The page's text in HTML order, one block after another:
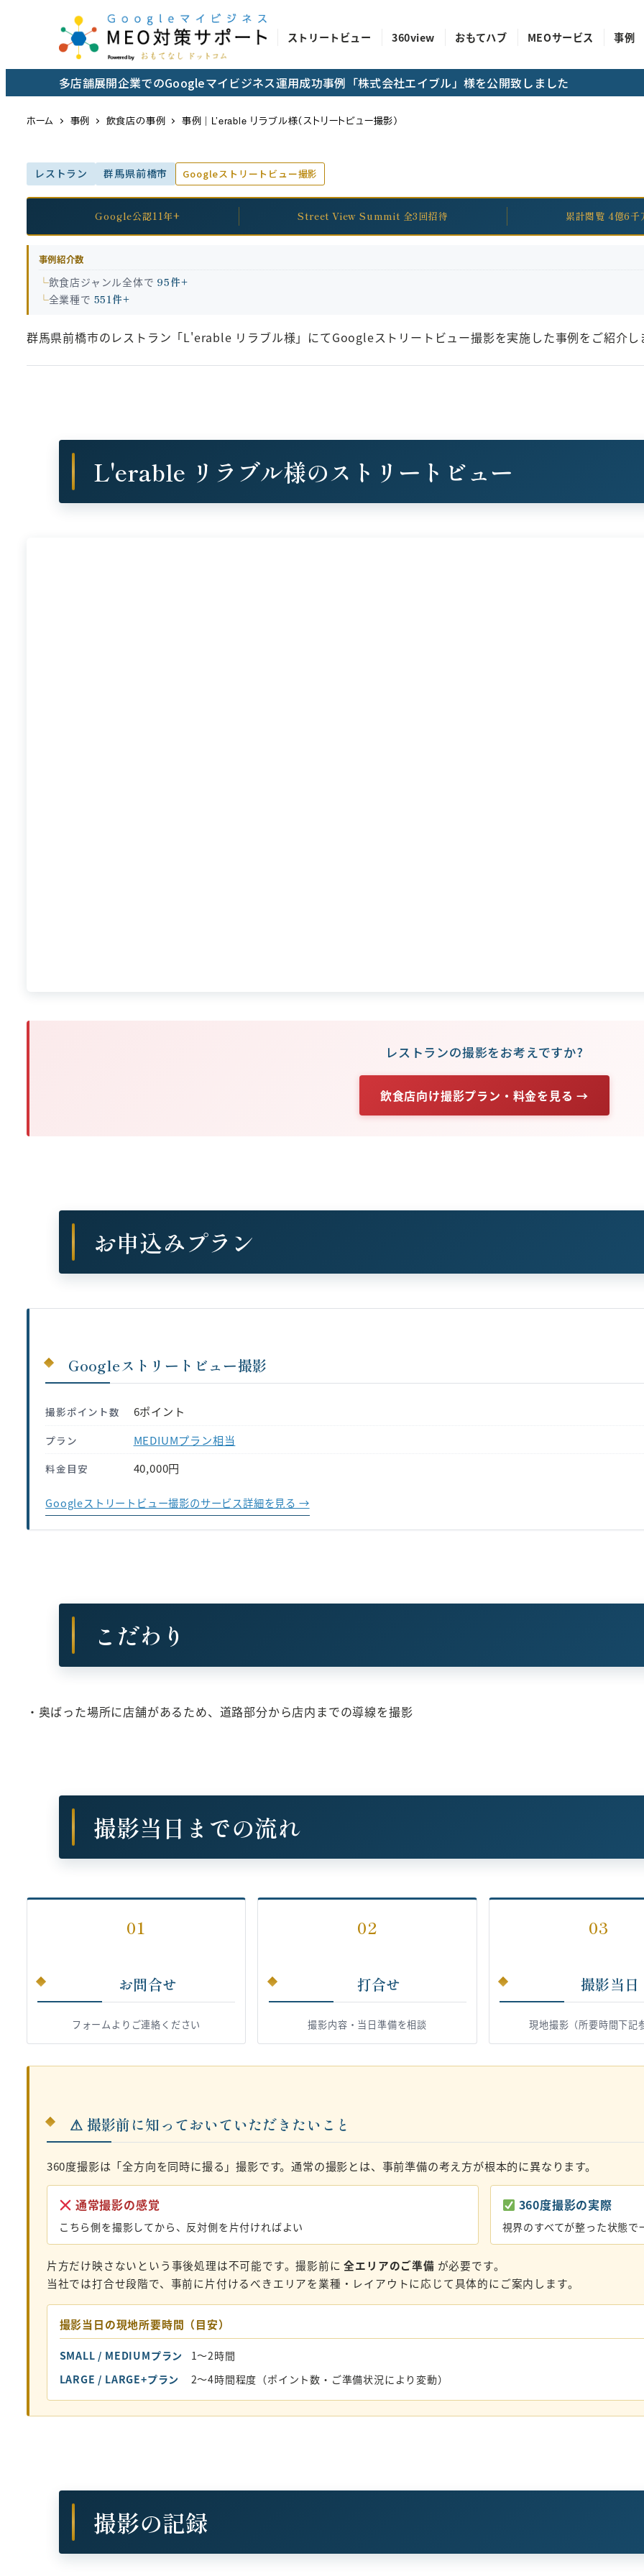
ン
ストリートビュー 360view おもてハブ MEOサービス 事例
多店舗展開企業でのGoogleマイビジネス運用成功事例「株式会社エイブル」様を公開致しました
ホーム 事例 飲食店の事例 事例｜L’erable リラブル様（ストリートビュー撮影）
レストラン 群馬県前橋市 Googleストリートビュー撮影
Google公認11年+ Street View Summit 全3回招待 累計閲覧 4億6千
事例紹介数
飲食店ジャンル全体で 95件+
全業種で 551件+
群馬県前橋市のレストラン「L'erable リラブル様」にてGoogleストリートビュー撮影を実施した事例をご紹介し
L'erable リラブル様のストリートビュー
レストランの撮影をお考えですか?
飲食店向け撮影プラン・料金を見る →
お申込みプラン
Googleストリートビュー撮影
撮影ポイント数 6ポイント
プラン MEDIUMプラン相当
料金目安 40,000円
Googleストリートビュー撮影のサービス詳細を見る →
こだわり
・奥ばった場所に店舗があるため、道路部分から店内までの導線を撮影
撮影当日までの流れ
01
お問合せ
フォームよりご連絡ください
02
打合せ
撮影内容・当日準備を相談
03
撮影当日
現地撮影（所要時間下記
⚠ 撮影前に知っておいていただきたいこと
360度撮影は「全方向を同時に撮る」撮影です。通常の撮影とは、事前準備の考え方が根本的に異なります。
通常撮影の感覚
こちら側を撮影してから、反対側を片付ければよい
360度撮影の実際
視界のすべてが整った状態で
片方だけ映さないという事後処理は不可能です。撮影前に全エリアのご準備 が必要です。
当社では打合せ段階で、事前に片付けるべきエリアを業種・レイアウトに応じて具体的にご案内します。
撮影当日の現地所要時間（目安）
SMALL / MEDIUMプラン
1〜2時間
LARGE / LARGE+プラン
2〜4時間程度（ポイント数・ご準備状況により変動）
撮影の記録